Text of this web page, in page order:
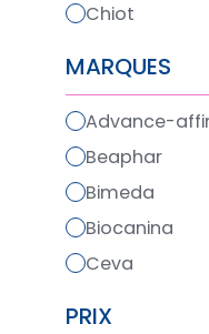
chiot
MARQUES
advance-
beaphar
bimeda
biocanina
ceva
PRIX